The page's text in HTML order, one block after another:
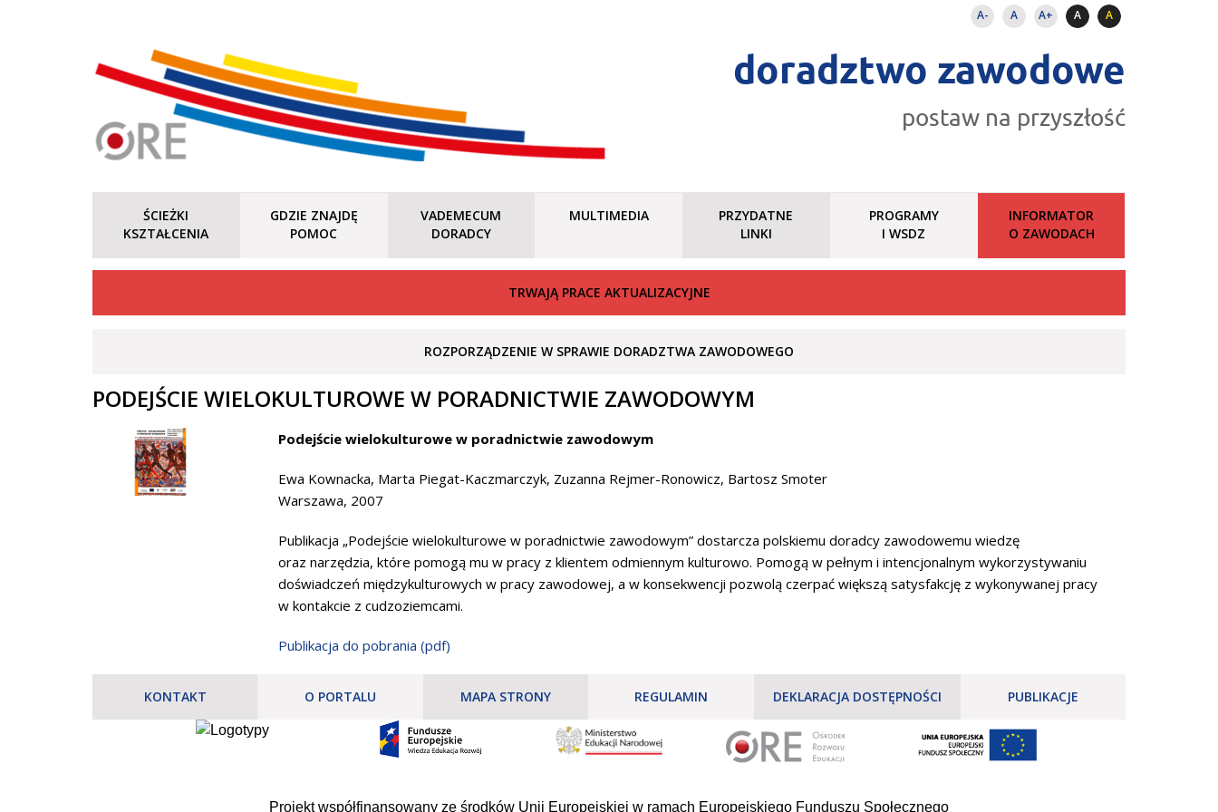
A- A A+ A A
doradztwo zawodowe
postaw na przyszłość
ŚCIEŻKI
KSZTAŁCENIA
GDZIE ZNAJDĘ
POMOC
VADEMECUM
DORADCY
MULTIMEDIA
PRZYDATNE
LINKI
PROGRAMY
I WSDZ
INFORMATOR
O ZAWODACH
TRWAJĄ PRACE AKTUALIZACYJNE
ROZPORZĄDZENIE W SPRAWIE DORADZTWA ZAWODOWEGO
PODEJŚCIE WIELOKULTUROWE W PORADNICTWIE ZAWODOWYM
Podejście wielokulturowe w poradnictwie zawodowym
Ewa Kownacka, Marta Piegat-Kaczmarczyk, Zuzanna Rejmer-Ronowicz, Bartosz Smoter
Warszawa, 2007
Publikacja „Podejście wielokulturowe w poradnictwie zawodowym” dostarcza polskiemu doradcy zawodowemu wiedzę
oraz narzędzia, które pomogą mu w pracy z klientem odmiennym kulturowo. Pomogą w pełnym i intencjonalnym wykorzystywaniu
doświadczeń międzykulturowych w pracy zawodowej, a w konsekwencji pozwolą czerpać większą satysfakcję z wykonywanej pracy
w kontakcie z cudzoziemcami.
Publikacja do pobrania (pdf)
KONTAKT O PORTALU MAPA STRONY REGULAMIN DEKLARACJA DOSTĘPNOŚCI PUBLIKACJE
Projekt współfinansowany ze środków Unii Europejskiej w ramach Europejskiego Funduszu Społecznego